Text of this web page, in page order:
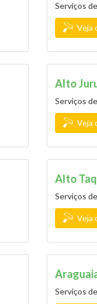
Serviços
Veja
Alto
Serviços
Veja
Alto
Serviços
Veja
Serviços